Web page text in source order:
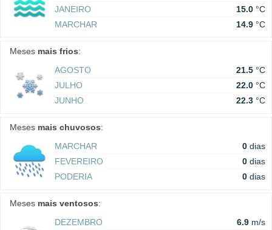
JANEIRO
15.0 °C
MARCHAR
14.9 °C
Meses mais frios:
AGOSTO
21.5 °C
JULHO
22.0 °C
JUNHO
22.3 °C
Meses mais chuvosos:
MARCHAR
0 dias
FEVEREIRO
0 dias
PODERIA
0 dias
Meses mais ventosos:
DEZEMBRO
6.9 m/s